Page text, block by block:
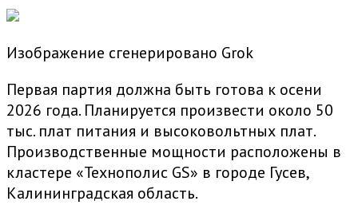
Изображение сгенерировано Grok
Первая партия должна быть готова к осени
2026 года. Планируется произвести около 50
тыс. плат питания и высоковольтных плат.
Производственные мощности расположены в
кластере «Технополис GS» в городе Гусев,
Калининградская область.